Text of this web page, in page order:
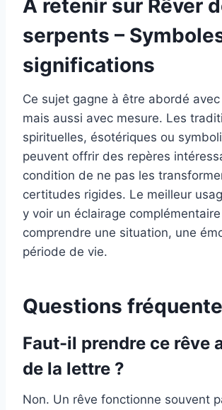
À retenir sur Rêver
serpents –
significations
Ce sujet gagne à être abordé
mais aussi avec mesure. Les
spirituelles, ésotériques ou
peuvent offrir des repères
condition de ne pas les
certitudes rigides. Le meilleur
y voir un éclairage
comprendre une situation, une
période de vie.
Questions
Faut-il prendre ce rêve
de la lettre ?
Non. Un rêve fonctionne souvent